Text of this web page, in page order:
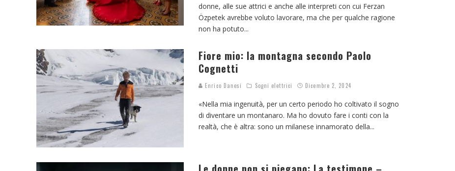
donne, alle sue attrici e anche alle interpreti con cui Ferzan
Özpetek avrebbe voluto lavorare, ma che per qualche ragione
non ha potuto...
Fiore mio: la montagna secondo Paolo
Cognetti
Enrico Danesi Sogni elettrici Dicembre 2, 2024
«Nella mia ingenuità, per un certo periodo ho coltivato il sogno
di diventare un montanaro. Ma ho dovuto fare i conti con la
realtà, che è altra: sono un milanese innamorato della...